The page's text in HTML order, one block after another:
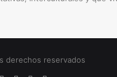
derechos reservados